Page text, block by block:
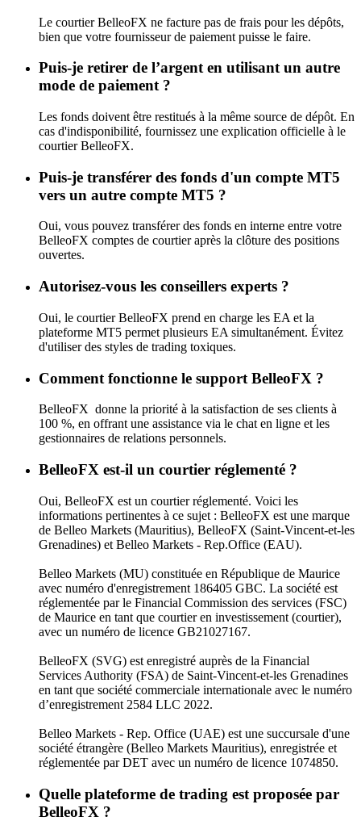
Le courtier BelleoFX ne facture pas de frais pour les dépôts,
bien que votre fournisseur de paiement puisse le faire.
Puis-je retirer de l’argent en utilisant un autre
mode de paiement ?
Les fonds doivent être restitués à la même source de dépôt. En
cas d'indisponibilité, fournissez une explication officielle à le
courtier BelleoFX.
Puis-je transférer des fonds d'un compte MT5
vers un autre compte MT5 ?
Oui, vous pouvez transférer des fonds en interne entre votre
BelleoFX comptes de courtier après la clôture des positions
ouvertes.
Autorisez-vous les conseillers experts ?
Oui, le courtier BelleoFX prend en charge les EA et la
plateforme MT5 permet plusieurs EA simultanément. Évitez
d'utiliser des styles de trading toxiques.
Comment fonctionne le support BelleoFX ?
BelleoFX donne la priorité à la satisfaction de ses clients à
100 %, en offrant une assistance via le chat en ligne et les
gestionnaires de relations personnels.
BelleoFX est-il un courtier réglementé ?
Oui, BelleoFX est un courtier réglementé. Voici les
informations pertinentes à ce sujet : BelleoFX est une marque
de Belleo Markets (Mauritius), BelleoFX (Saint-Vincent-et-les
Grenadines) et Belleo Markets - Rep.Office (EAU).
Belleo Markets (MU) constituée en République de Maurice
avec numéro d'enregistrement 186405 GBC. La société est
réglementée par le Financial Commission des services (FSC)
de Maurice en tant que courtier en investissement (courtier),
avec un numéro de licence GB21027167.
BelleoFX (SVG) est enregistré auprès de la Financial
Services Authority (FSA) de Saint-Vincent-et-les Grenadines
en tant que société commerciale internationale avec le numéro
d’enregistrement 2584 LLC 2022.
Belleo Markets - Rep. Office (UAE) est une succursale d'une
société étrangère (Belleo Markets Mauritius), enregistrée et
réglementée par DET avec un numéro de licence 1074850.
Quelle plateforme de trading est proposée par
BelleoFX ?